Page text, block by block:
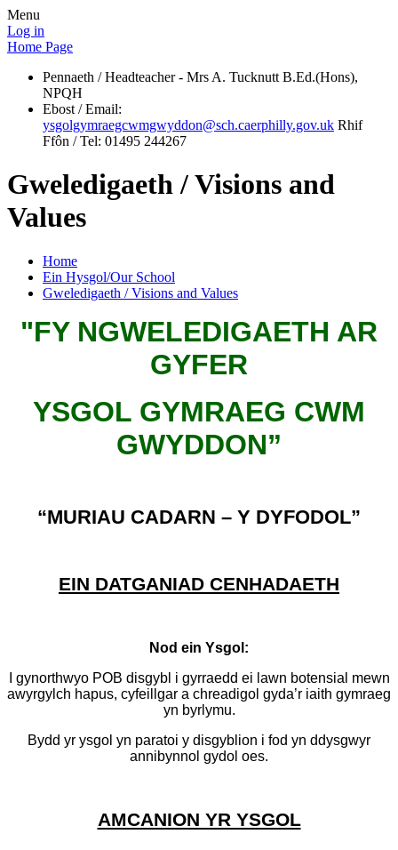
Menu
Log in
Home Page
Pennaeth / Headteacher - Mrs A. Tucknutt B.Ed.(Hons),
NPQH
Ebost / Email:
ysgolgymraegcwmgwyddon@sch.caerphilly.gov.uk Rhif
Ffôn / Tel: 01495 244267
Gweledigaeth / Visions and
Values
Home
Ein Hysgol/Our School
Gweledigaeth / Visions and Values
"FY NGWELEDIGAETH AR
GYFER
YSGOL GYMRAEG CWM
GWYDDON”
“MURIAU CADARN – Y DYFODOL”
EIN DATGANIAD CENHADAETH
Nod ein Ysgol:
I gynorthwyo POB disgybl i gyrraedd ei lawn botensial mewn
awyrgylch hapus, cyfeillgar a chreadigol gyda’r iaith gymraeg
yn byrlymu.
Bydd yr ysgol yn paratoi y disgyblion i fod yn ddysgwyr
annibynnol gydol oes.
AMCANION YR YSGOL